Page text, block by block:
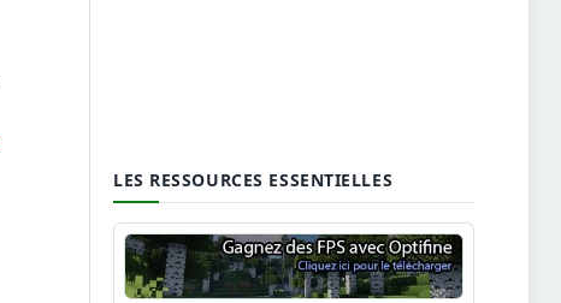
LES RESSOURCES ESSENTIELLES
Optifine